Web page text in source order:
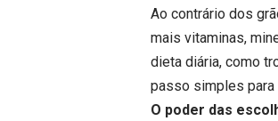
Ao contrário dos
mais vitaminas,
dieta diária, como
passo simples para
O poder das